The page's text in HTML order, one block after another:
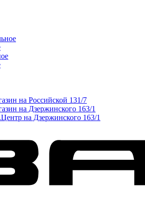
на Российской 131/7
на Дзержинского 163/1
на Дзержинского 163/1